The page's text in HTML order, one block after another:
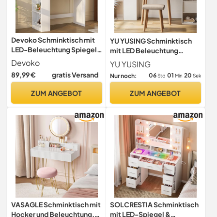
Devoko Schminktisch mit
LED-Beleuchtung Spiegel,
3 Farben Verstellbarer
Helligkeit, Frisiertisch mit 2
Schubladen, 4
40 cm für das
Devoko
89,99 € gratis Versand
ZUM ANGEBOT
YU YUSING Schminktisch
mit LED Beleuchtung
Spiegel, Holzfarbe
YU YUSING
Nur noch: 06Std 01Min 19 Sek
ZUM ANGEBOT
VASAGLE Schminktisch mit
Hocker und Beleuchtung,
SOLCRESTIA Schminktisch
mit LED-Spiegel &